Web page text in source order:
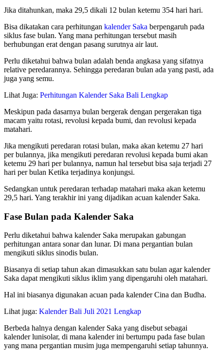
Jika ditahunkan, maka 29,5 dikali 12 bulan ketemu 354 hari hari.
Bisa dikatakan cara perhitungan kalender Saka berpengaruh pada
siklus fase bulan. Yang mana perhitungan tersebut masih
berhubungan erat dengan pasang surutnya air laut.
Perlu diketahui bahwa bulan adalah benda angkasa yang sifatnya
relative peredarannya. Sehingga peredaran bulan ada yang pasti, ada
juga yang semu.
Lihat Juga: Perhitungan Kalender Saka Bali Lengkap
Meskipun pada dasarnya bulan bergerak dengan pergerakan tiga
macam yaitu rotasi, revolusi kepada bumi, dan revolusi kepada
matahari.
Jika mengikuti peredaran rotasi bulan, maka akan ketemu 27 hari
per bulannya, jika mengikuti peredaran revolusi kepada bumi akan
ketemu 29 hari per bulannya, namun hal tersebut bisa saja terjadi 27
hari per bulan Ketika terjadinya konjungsi.
Sedangkan untuk peredaran terhadap matahari maka akan ketemu
29,5 hari. Yang terakhir ini yang dijadikan acuan kalender Saka.
Fase Bulan pada Kalender Saka
Perlu diketahui bahwa kalender Saka merupakan gabungan
perhitungan antara sonar dan lunar. Di mana pergantian bulan
mengikuti siklus sinodis bulan.
Biasanya di setiap tahun akan dimasukkan satu bulan agar kalender
Saka dapat mengikuti siklus iklim yang dipengaruhi oleh matahari.
Hal ini biasanya digunakan acuan pada kalender Cina dan Budha.
Lihat juga: Kalender Bali Juli 2021 Lengkap
Berbeda halnya dengan kalender Saka yang disebut sebagai
kalender lunisolar, di mana kalender ini bertumpu pada fase bulan
yang mana pergantian musim juga mempengaruhi setiap tahunnya.